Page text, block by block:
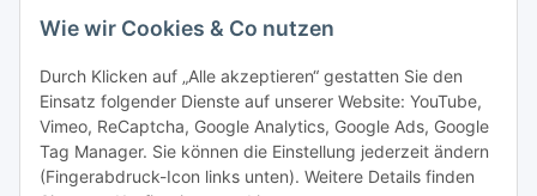
Wie wir Cookies & Co nutzen
Durch Klicken auf „Alle akzeptieren“ gestatten Sie den
Einsatz folgender Dienste auf unserer Website: YouTube,
Vimeo, ReCaptcha, Google Analytics, Google Ads, Google
Tag Manager. Sie können die Einstellung jederzeit ändern
(Fingerabdruck-Icon links unten). Weitere Details finden